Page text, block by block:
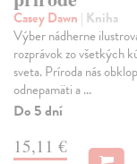
Casey Dawn | Kniha
Výber nádherne
rozprávok zo všetkých
sveta. Príroda nás
odnepamäti a ...
Do 5 dní
15,11 €